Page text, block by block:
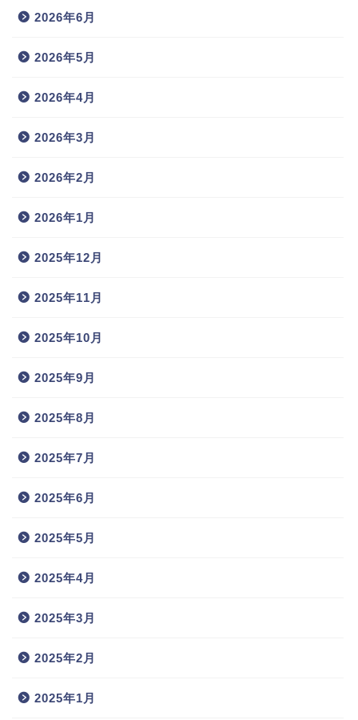
2026年6月
2026年5月
2026年4月
2026年3月
2026年2月
2026年1月
2025年12月
2025年11月
2025年10月
2025年9月
2025年8月
2025年7月
2025年6月
2025年5月
2025年4月
2025年3月
2025年2月
2025年1月